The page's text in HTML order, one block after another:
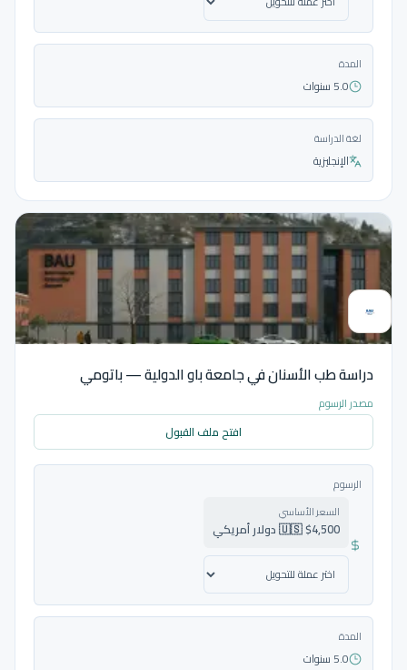
المدة
5.0 سنوات
لغة الدراسة
الإنجليزية
دراسة طب الأسنان في جامعة باو الدولية — باتومي
مصدر الرسوم
افتح ملف القبول
الرسوم
السعر الأساسي
🇺🇸 $4,500 دولار أمريكي
المدة
5.0 سنوات